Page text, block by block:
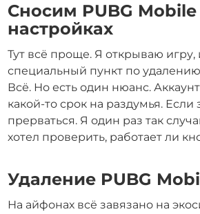
Сносим PUBG
настройках
Тут всё проще. Я открываю
специальный пункт по
Всё. Но есть один нюанс.
какой-то срок на раздумья.
прерваться. Я один раз так
хотел проверить, работает ли
Удаление PUBG
На айфонах всё завязано на